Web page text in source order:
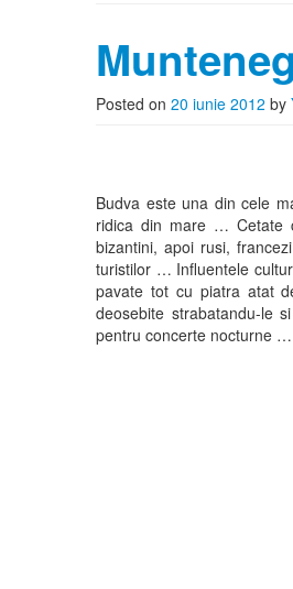
Posted on 20 iunie 2012 by
Budva este una din cele
ridica din mare … Cetate
bizantini, apoi rusi,
turistilor … Influentele
pavate tot cu piatra atat
deosebite strabatandu-le
pentru concerte nocturne